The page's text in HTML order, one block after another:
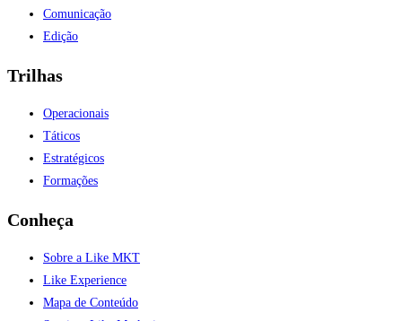
Comunicação
Edição
Trilhas
Operacionais
Táticos
Estratégicos
Formações
Conheça
Sobre a Like MKT
Like Experience
Mapa de Conteúdo